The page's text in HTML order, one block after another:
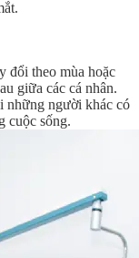
đổi theo mùa hoặc
giữa các cá nhân.
những người khác có
cuộc sống.